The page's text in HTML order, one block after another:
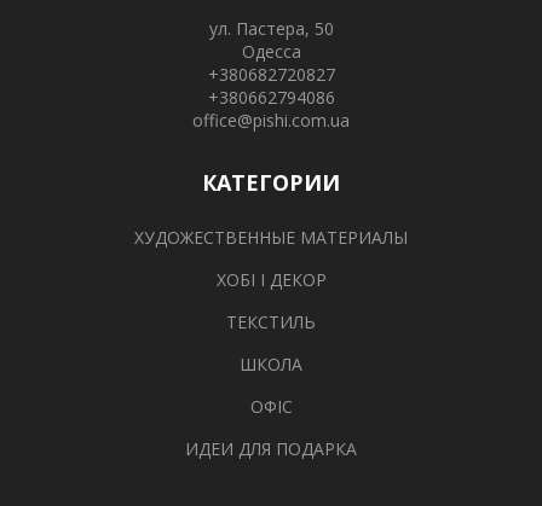
ул. Пастера, 50
Одесса
+380682720827
+380662794086
office@pishi.com.ua
КАТЕГОРИИ
ХУДОЖЕСТВЕННЫЕ МАТЕРИАЛЫ
ХОБІ І ДЕКОР
ТЕКСТИЛЬ
ШКОЛА
ОФІС
ИДЕИ ДЛЯ ПОДАРКА